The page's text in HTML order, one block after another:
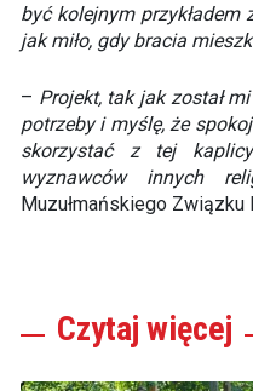
być kolejnym przykładem
jak miło, gdy bracia
– Projekt, tak jak został
potrzeby i myślę, że
skorzystać z tej
wyznawców innych
Muzułmańskiego Związku
Czytaj więcej